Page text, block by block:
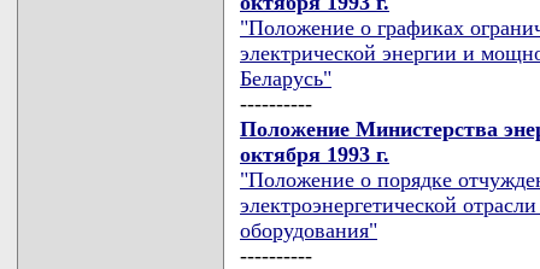
"Положение о графиках
электрической энергии и
Беларусь"
----------
Положение Министерства
октября 1993 г.
"Положение о порядке
электроэнергетической
оборудования"
----------